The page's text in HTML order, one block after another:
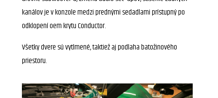
kanálov je v konzole medzi prednými sedadlami prístupný po
odklopení oem krytu Conductor.
Všetky dvere sú vytlmené, taktiež aj podlaha batožinového
priestoru.